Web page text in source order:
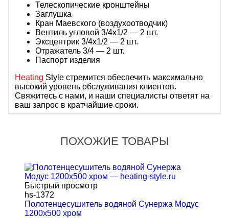
Телескопические кронштейны
Заглушка
Кран Маевского (воздухоотводчик)
Вентиль угловой 3/4x1/2 — 2 шт.
Эксцентрик 3/4x1/2 — 2 шт.
Отражатель 3/4 — 2 шт.
Паспорт изделия
Heating Style стремится обеспечить максимально
высокий уровень обслуживания клиентов.
Свяжитесь с нами, и наши специалисты ответят на
ваш запрос в кратчайшие сроки.
ПОХОЖИЕ ТОВАРЫ
Быстрый просмотр
hs-1372
Полотенцесушитель водяной Сунержа Модус
1200x500 хром